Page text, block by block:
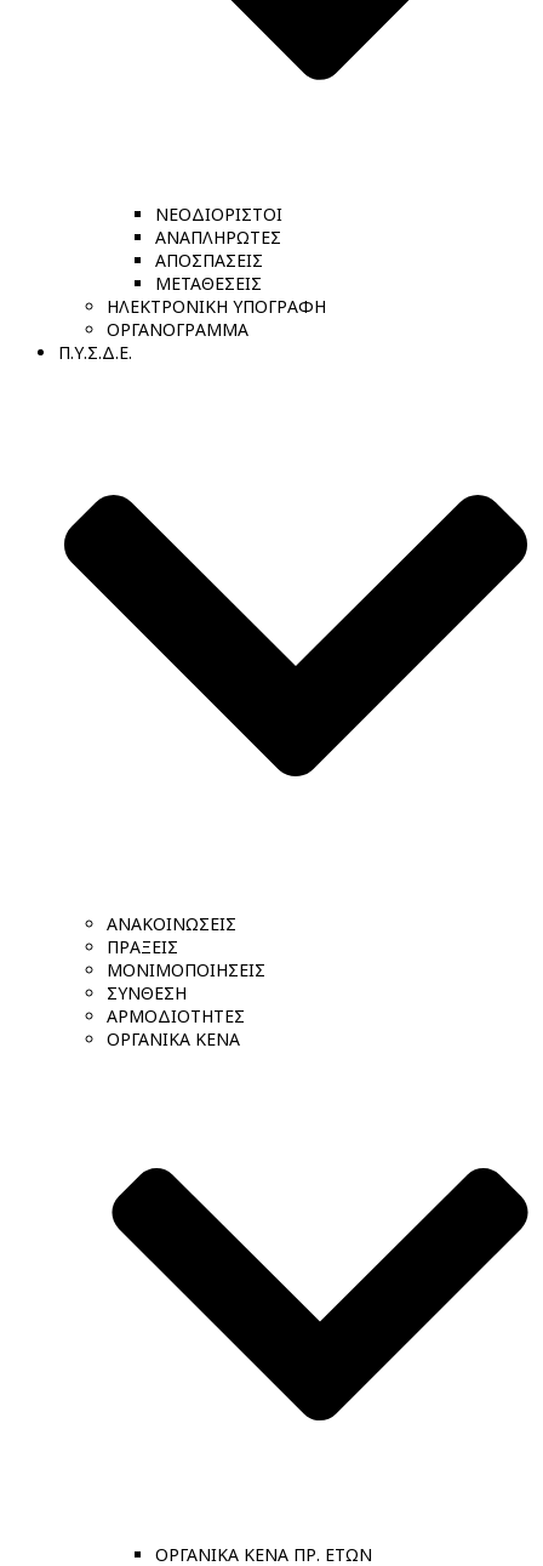
ΝΕΟΔΙΟΡΙΣΤΟΙ
ΑΝΑΠΛΗΡΩΤΕΣ
ΑΠΟΣΠΑΣΕΙΣ
ΜΕΤΑΘΕΣΕΙΣ
ΗΛΕΚΤΡΟΝΙΚΗ ΥΠΟΓΡΑΦΗ
ΟΡΓΑΝΟΓΡΑΜΜΑ
Π.Υ.Σ.Δ.Ε.
ΑΝΑΚΟΙΝΩΣΕΙΣ
ΠΡΑΞΕΙΣ
ΜΟΝΙΜΟΠΟΙΗΣΕΙΣ
ΣΥΝΘΕΣΗ
ΑΡΜΟΔΙΟΤΗΤΕΣ
ΟΡΓΑΝΙΚΑ ΚΕΝΑ
ΟΡΓΑΝΙΚΑ ΚΕΝΑ ΠΡ. ΕΤΩΝ